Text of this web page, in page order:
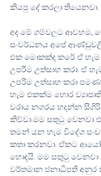
කියපු දේ කරලා තියෙනවා.
​අද මේ ගම්වලට ආවහම,
සංවර්ධනය අපේ
එක මොකක්ද කරේ ඒ
උපරිම උත්සාහ කරා. ඒ
උපරිම උත්සාහ කරා
හැම එකක්ම හොර
වරාය නගරය හදන්න
කිව්වා.මම සතුටු වෙනවා
තමන් යන හැම විදේශ
කතා කරනවා. ඒකට
හොඳයි. මම සතුටු වෙනවා
වර්තමාන ජනාධිපති අනුර